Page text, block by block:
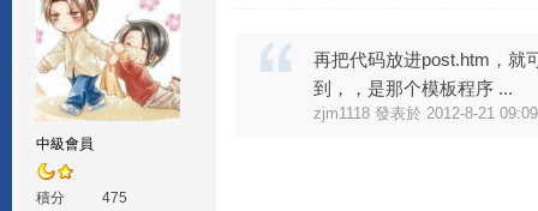
中級會員
積分
475
再把代码放进post.htm，就
到，，是那个模板程序 ...
zjm1118 發表於 2012-8-21 09:09